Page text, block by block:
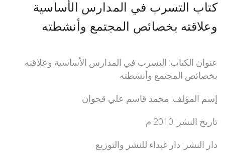
كتاب التسرب في المدارس الأساسية
وعلاقته بخصائص المجتمع وأنشطته
عنوان الكتاب: التسرب في المدارس الأساسية وعلاقته
بخصائص المجتمع وأنشطته
إسم المؤلف: محمد قاسم علي قحوان
تاريخ النشر: 2010 م
دار النشر: دار غيداء للنشر والتوزيع